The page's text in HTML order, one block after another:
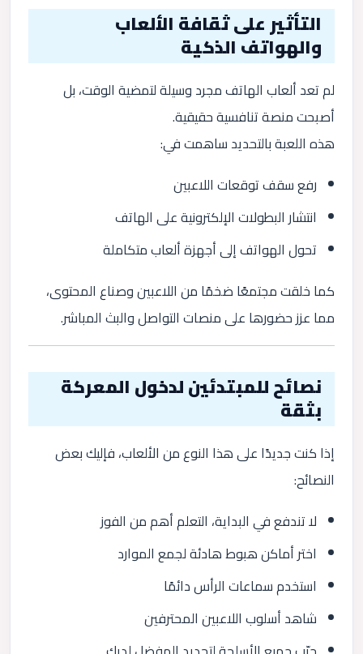
التأثير على ثقافة الألعاب
والهواتف الذكية
لم تعد ألعاب الهاتف مجرد وسيلة لتمضية الوقت، بل
أصبحت منصة تنافسية حقيقية.
هذه اللعبة بالتحديد ساهمت في:
رفع سقف توقعات اللاعبين
انتشار البطولات الإلكترونية على الهاتف
تحول الهواتف إلى أجهزة ألعاب متكاملة
كما خلقت مجتمعًا ضخمًا من اللاعبين وصناع المحتوى،
مما عزز حضورها على منصات التواصل والبث المباشر.
نصائح للمبتدئين لدخول المعركة
بثقة
إذا كنت جديدًا على هذا النوع من الألعاب، فإليك بعض
النصائح:
لا تندفع في البداية، التعلم أهم من الفوز
اختر أماكن هبوط هادئة لجمع الموارد
استخدم سماعات الرأس دائمًا
شاهد أسلوب اللاعبين المحترفين